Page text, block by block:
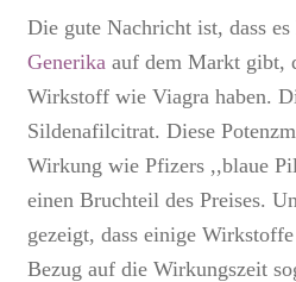
Die gute Nachricht ist, dass es
Generika auf dem Markt gibt,
Wirkstoff wie Viagra haben.
Sildenafilcitrat. Diese
Wirkung wie Pfizers ,,blaue
einen Bruchteil des Preises.
gezeigt, dass einige
Bezug auf die Wirkungszeit